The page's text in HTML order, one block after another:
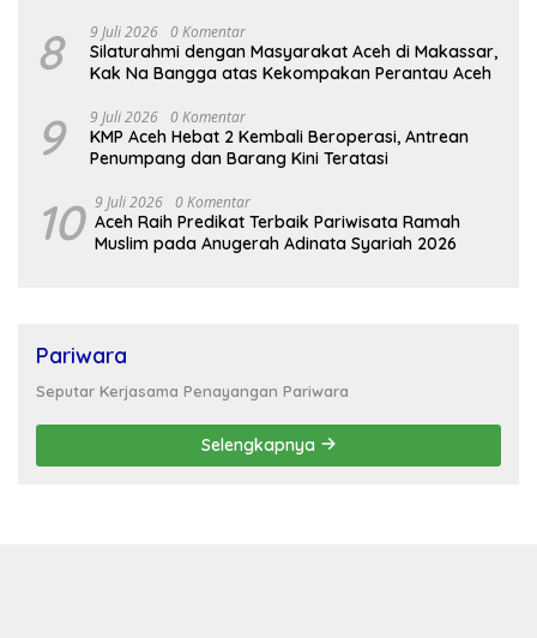
8 9 Juli 2026 0 Komentar
Silaturahmi dengan Masyarakat Aceh di Makassar,
Kak Na Bangga atas Kekompakan Perantau Aceh
9 9 Juli 2026 0 Komentar
KMP Aceh Hebat 2 Kembali Beroperasi, Antrean
Penumpang dan Barang Kini Teratasi
10 9 Juli 2026 0 Komentar
Aceh Raih Predikat Terbaik Pariwisata Ramah
Muslim pada Anugerah Adinata Syariah 2026
Pariwara
Seputar Kerjasama Penayangan Pariwara
Selengkapnya